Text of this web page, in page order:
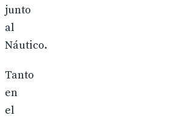
junto
al
Náutico.
Tanto
en
el